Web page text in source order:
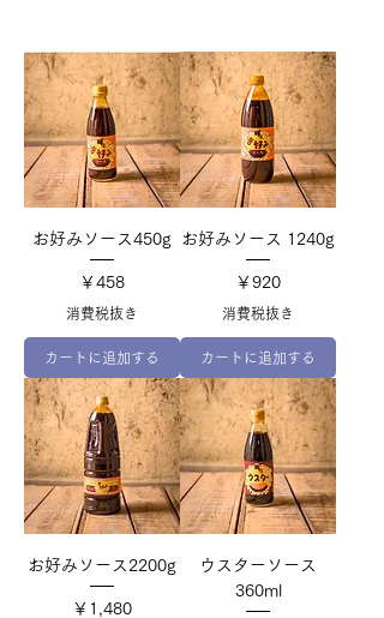
お好みソース450g
価格
￥458
消費税抜き
カートに追加する
お好みソース 1240g
価格
￥920
消費税抜き
カートに追加する
お好みソース2200g
価格
￥1,480
ウスターソース
360ml